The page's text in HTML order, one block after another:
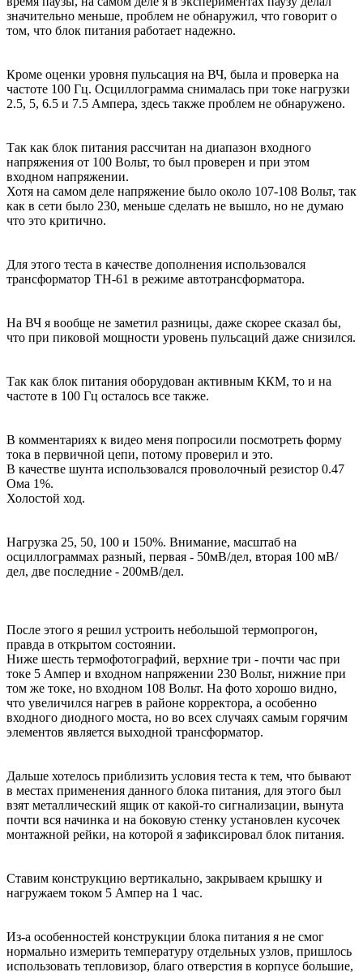
значительно меньше, проблем не обнаружил, что говорит о
том, что блок питания работает надежно.
Кроме оценки уровня пульсация на ВЧ, была и проверка на
частоте 100 Гц. Осциллограмма снималась при токе нагрузки
2.5, 5, 6.5 и 7.5 Ампера, здесь также проблем не обнаружено.
Так как блок питания рассчитан на диапазон входного
напряжения от 100 Вольт, то был проверен и при этом
входном напряжении.
Хотя на самом деле напряжение было около 107-108 Вольт, так
как в сети было 230, меньше сделать не вышло, но не думаю
что это критично.
Для этого теста в качестве дополнения использовался
трансформатор ТН-61 в режиме автотрансформатора.
На ВЧ я вообще не заметил разницы, даже скорее сказал бы,
что при пиковой мощности уровень пульсаций даже снизился.
Так как блок питания оборудован активным ККМ, то и на
частоте в 100 Гц осталось все также.
В комментариях к видео меня попросили посмотреть форму
тока в первичной цепи, потому проверил и это.
В качестве шунта использовался проволочный резистор 0.47
Ома 1%.
Холостой ход.
Нагрузка 25, 50, 100 и 150%. Внимание, масштаб на
осциллограммах разный, первая - 50мВ/дел, вторая 100 мВ/
дел, две последние - 200мВ/дел.
После этого я решил устроить небольшой термопрогон,
правда в открытом состоянии.
Ниже шесть термофотографий, верхние три - почти час при
токе 5 Ампер и входном напряжении 230 Вольт, нижние при
том же токе, но входном 108 Вольт. На фото хорошо видно,
что увеличился нагрев в районе корректора, а особенно
входного диодного моста, но во всех случаях самым горячим
элементов является выходной трансформатор.
Дальше хотелось приблизить условия теста к тем, что бывают
в местах применения данного блока питания, для этого был
взят металлический ящик от какой-то сигнализации, вынута
почти вся начинка и на боковую стенку установлен кусочек
монтажной рейки, на которой я зафиксировал блок питания.
Ставим конструкцию вертикально, закрываем крышку и
нагружаем током 5 Ампер на 1 час.
Из-а особенностей конструкции блока питания я не смог
нормально измерить температуру отдельных узлов, пришлось
использовать тепловизор, благо отверстия в корпусе большие,